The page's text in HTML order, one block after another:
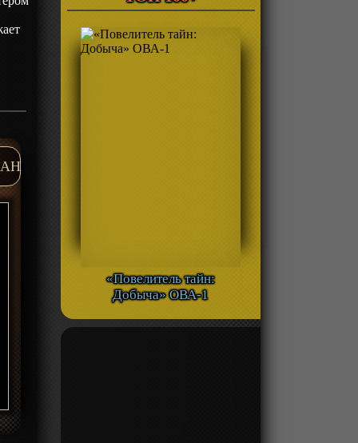
AH
«Повелитель тайн:
Добыча» ОВА-1